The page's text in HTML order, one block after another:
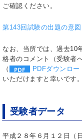
ご確認ください。
第143回試験の出題の意
なお、当所では、過去10
格者のコメント（受験者
（
PDFダウンロー
いただけますと幸いです。
受験者データ
平成２８年６月１２日（